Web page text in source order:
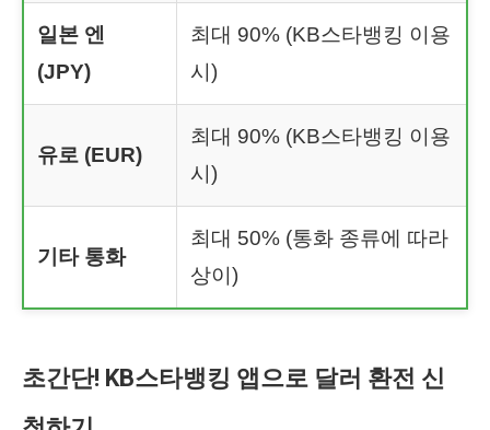
일본 엔
(JPY)
최대 90% (KB스타뱅킹 이용
시)
유로 (EUR)
최대 90% (KB스타뱅킹 이용
시)
기타 통화
최대 50% (통화 종류에 따라
상이)
초간단! KB스타뱅킹 앱으로 달러 환전 신